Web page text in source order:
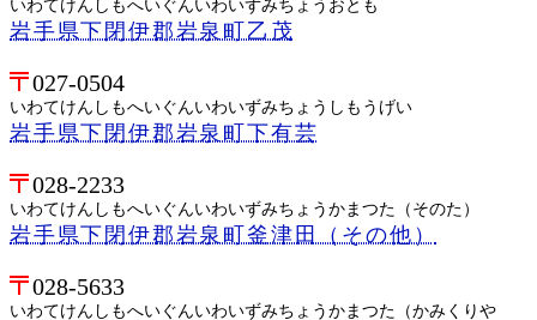
いわてけんしもへいぐんいわいずみちょうおとも
岩手県下閉伊郡岩泉町乙茂
027-0504
いわてけんしもへいぐんいわいずみちょうしもうげい
岩手県下閉伊郡岩泉町下有芸
028-2233
いわてけんしもへいぐんいわいずみちょうかまつた（そのた）
岩手県下閉伊郡岩泉町釜津田（その他）
028-5633
いわてけんしもへいぐんいわいずみちょうかまつた（かみくりや